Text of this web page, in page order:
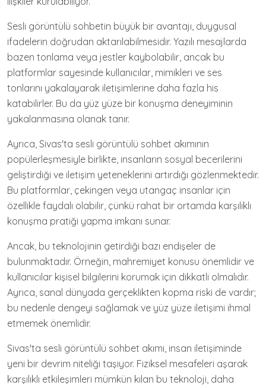
Sesli görüntülü sohbetin büyük bir avantajı, duygusal
ifadelerin doğrudan aktarılabilmesidir. Yazılı mesajlarda
bazen tonlama veya jestler kaybolabilir, ancak bu
platformlar sayesinde kullanıcılar, mimikleri ve ses
tonlarını yakalayarak iletişimlerine daha fazla his
katabilirler. Bu da yüz yüze bir konuşma deneyiminin
yakalanmasına olanak tanır.
Ayrıca, Sivas'ta sesli görüntülü sohbet akımının
popülerleşmesiyle birlikte, insanların sosyal becerilerini
geliştirdiği ve iletişim yeteneklerini artırdığı gözlenmektedir.
Bu platformlar, çekingen veya utangaç insanlar için
özellikle faydalı olabilir, çünkü rahat bir ortamda karşılıklı
konuşma pratiği yapma imkanı sunar.
Ancak, bu teknolojinin getirdiği bazı endişeler de
bulunmaktadır. Örneğin, mahremiyet konusu önemlidir ve
kullanıcılar kişisel bilgilerini korumak için dikkatli olmalıdır.
Ayrıca, sanal dünyada gerçeklikten kopma riski de vardır;
bu nedenle dengeyi sağlamak ve yüz yüze iletişimi ihmal
etmemek önemlidir.
Sivas'ta sesli görüntülü sohbet akımı, insan iletişiminde
yeni bir devrim niteliği taşıyor. Fiziksel mesafeleri aşarak
karşılıklı etkileşimleri mümkün kılan bu teknoloji, daha